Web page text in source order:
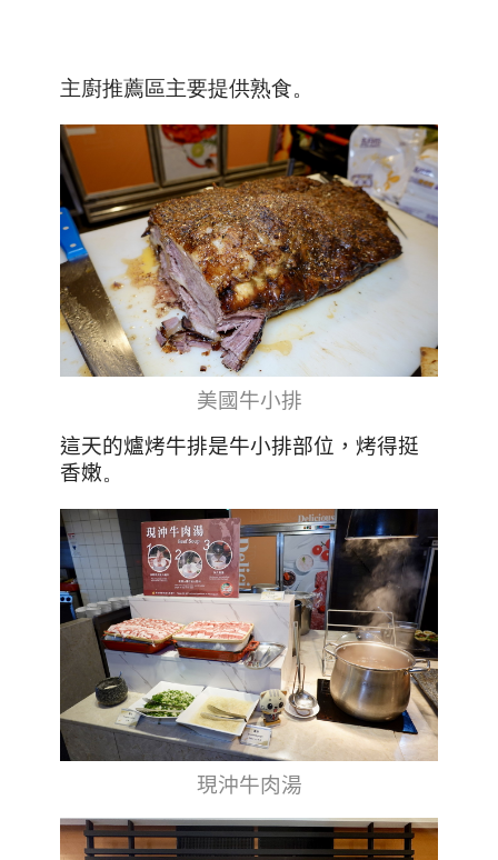
主廚推薦區主要提供熟食。
美國牛小排
這天的爐烤牛排是牛小排部位，烤得挺
香嫩。
現沖牛肉湯